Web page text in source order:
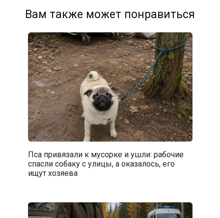
Вам также может понравиться
Пса привязали к мусорке и ушли: рабочие
спасли собаку с улицы, а оказалось, его
ищут хозяева